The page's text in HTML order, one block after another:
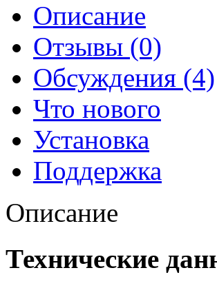
Описание
Отзывы (0)
Обсуждения (4)
Что нового
Установка
Поддержка
Описание
Технические